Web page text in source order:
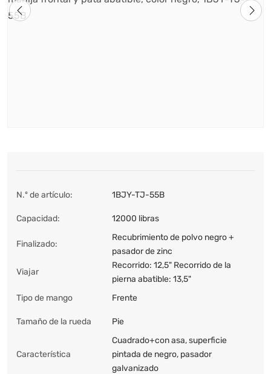
N.º de artículo: 1BJY-TJ-55B
Capacidad: 12000 libras
Finalizado:
Recubrimiento de polvo negro +
pasador de zinc
Viajar
Recorrido: 12,5" Recorrido de la
pierna abatible: 13,5"
Tipo de mango
Frente
Tamaño de la rueda Pie
Característica
Cuadrado+con asa, superficie
pintada de negro, pasador
galvanizado